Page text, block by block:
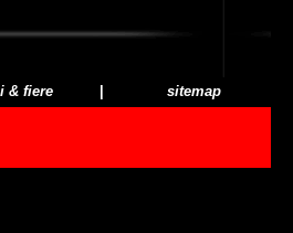
& fiere sitemap